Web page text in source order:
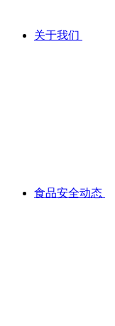
关于我们
食品安全动态